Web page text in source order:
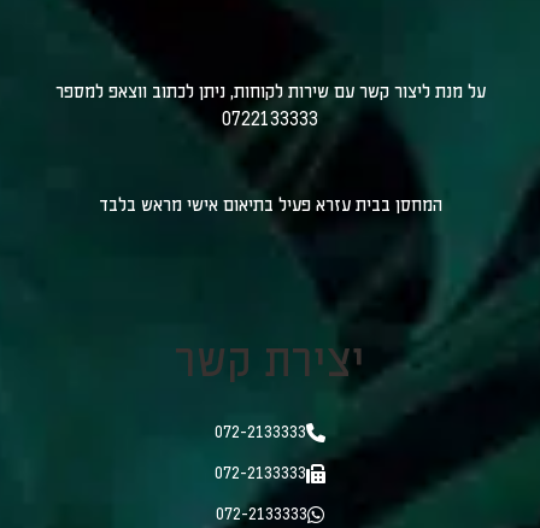
על מנת ליצור קשר עם שירות לקוחות, ניתן לכתוב ווצאפ למספר
0722133333
המחסן בבית עזרא פעיל בתיאום אישי מראש בלבד
יצירת קשר
072-2133333
072-2133333
072-2133333